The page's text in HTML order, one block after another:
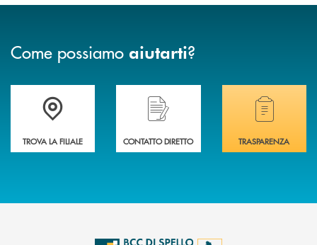
Come possiamo aiutarti?
Accedi all' elenco completo delle filiali della BCC di Spello e del Velino
TROVA LA FILIALE
Hai bisogno di assistenza immediata?
CONTATTO DIRETTO
Hai bisogno di
TRASPARENZA